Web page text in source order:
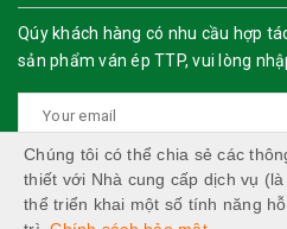
Qúy khách hàng có nhu cầu hợp
sản phẩm ván ép TTP, vui lòng
Chúng tôi có thể chia sẻ các
thiết với Nhà cung cấp dịch vụ
thể triển khai một số tính năng